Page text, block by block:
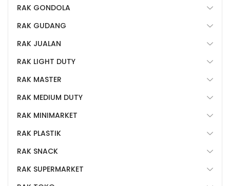
RAK GONDOLA
RAK GUDANG
RAK JUALAN
RAK LIGHT DUTY
RAK MASTER
RAK MEDIUM DUTY
RAK MINIMARKET
RAK PLASTIK
RAK SNACK
RAK SUPERMARKET